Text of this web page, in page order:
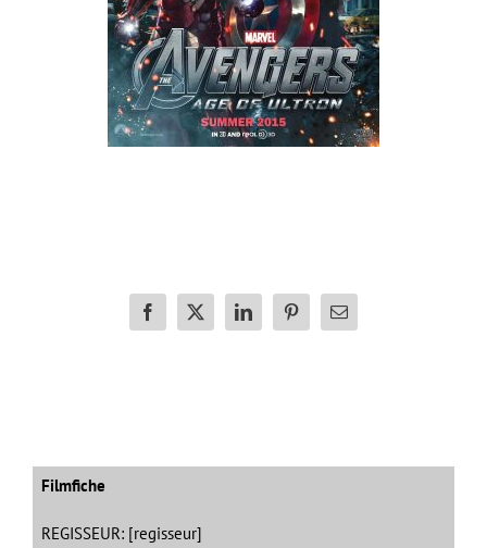
Facebook
X LinkedInPinterest
E-
mail
Filmfiche
REGISSEUR: [regisseur]